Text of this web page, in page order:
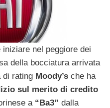
nel peggiore dei
della bocciatura arrivata
di rating Moody’s che ha
sul merito di credito
a “Ba3” dalla